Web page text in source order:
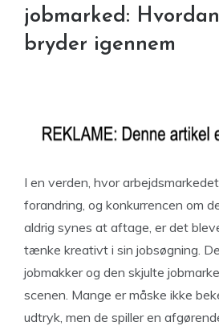
jobmarked:
bryder igennem
I en verden, hvor
forandring, og konkurrencen om
aldrig synes at aftage, er det
tænke kreativt i sin jobsøgning.
jobmakker og den skjulte
scenen. Mange er måske ikke
udtryk, men de spiller en